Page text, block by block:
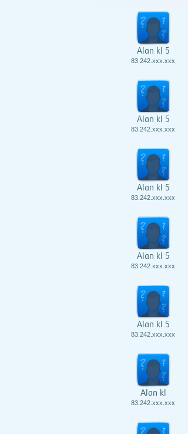
Alan kl 5
83.242.xxx.xxx
Alan kl 5
83.242.xxx.xxx
Alan kl 5
83.242.xxx.xxx
Alan kl 5
83.242.xxx.xxx
Alan kl 5
83.242.xxx.xxx
Alan kl
83.242.xxx.xxx